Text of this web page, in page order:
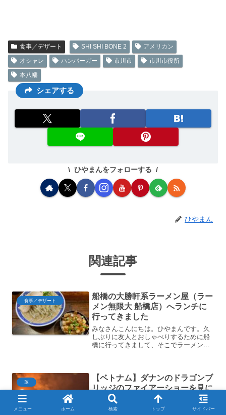
食事／デザート SHI SHI BONE 2
アメリカン
オシャレ
ハンバーガー 市川市
市川市役所
本八幡
シェアする
ひやまんをフォローする
ひやまん
関連記事
食事／デザート
船橋の大勝軒系ラーメン屋（ラー
メン無限大 船橋店）へランチに
行ってきました
みなさんこんにちは。ひやまんです。久
しぶりに友人とおしゃべりするために船
橋に行ってきまして、そこでラーメンを
置に立地している。見...
旅
【ベトナム】ダナンのドラゴンブ
リッジのファイアーショーを見に
行きました
みなさんは。ひやまんです。ダナンとい
メニュー ホーム 検索 トップ サイドバー